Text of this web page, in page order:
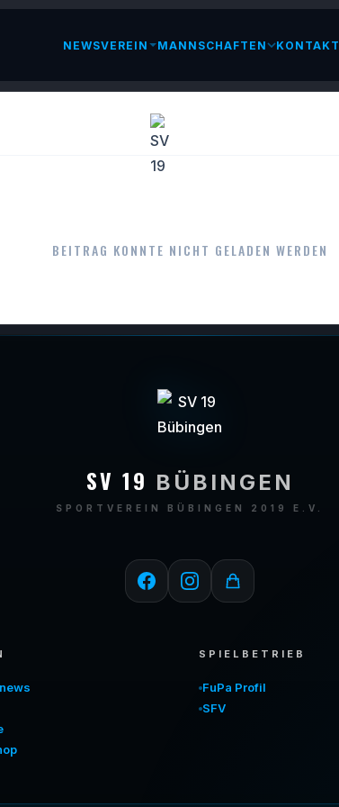
NEWSVEREIN MANNSCHAFTEN KONTAKT
BEITRAG KONNTE NICHT GELADEN WERDEN
SV 19 BÜBINGEN
SPORTVEREIN BÜBINGEN 2019 E.V.
SPIELBETRIEB
FuPa Profil
SFV